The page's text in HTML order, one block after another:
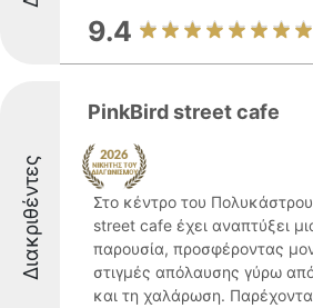
9.4
Διακριθέντες
PinkBird street cafe
Στο κέντρο του
street cafe έχει αναπτύξει
παρουσία, προσφέροντας
στιγμές απόλαυσης γύρω
και τη χαλάρωση.